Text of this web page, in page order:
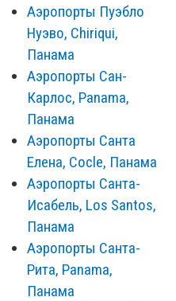
Аэропорты Пуэбло
Нуэво, Chiriqui,
Панама
Аэропорты Сан-
Карлос, Panama,
Панама
Аэропорты Санта
Елена, Cocle, Панама
Аэропорты Санта-
Исабель, Los Santos,
Панама
Аэропорты Санта-
Рита, Panama,
Панама